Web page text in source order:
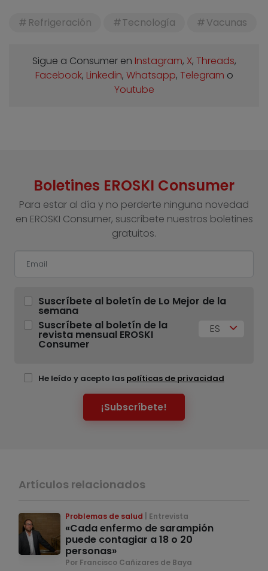
Refrigeración Tecnología Vacunas
Sigue a Consumer en Instagram, X, Threads,
Facebook, Linkedin, Whatsapp, Telegram o
Youtube
Boletines EROSKI Consumer
Para estar al día y no perderte ninguna novedad
en EROSKI Consumer, suscríbete nuestros boletines
gratuitos.
Suscríbete al boletín de Lo Mejor de la
semana
Suscríbete al boletín de la
revista mensual EROSKI
Consumer
ES
He leído y acepto las políticas de privacidad
¡Subscríbete!
Artículos relacionados
Problemas de salud Entrevista
«Cada enfermo de sarampión
puede contagiar a 18 o 20
personas»
Por Francisco Cañizares de Baya